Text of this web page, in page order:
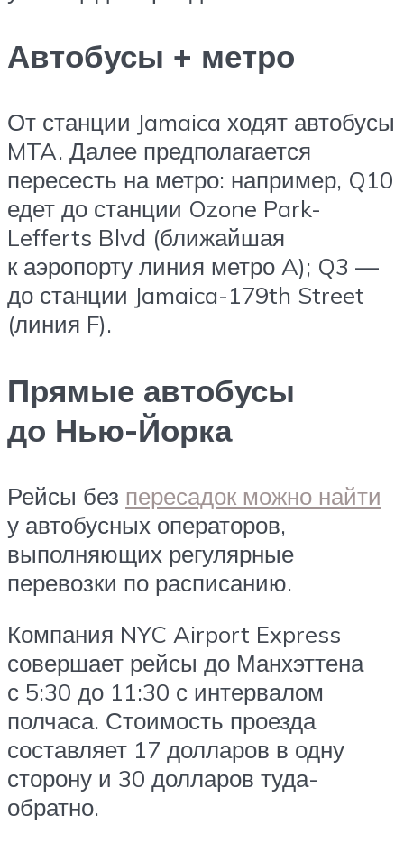
Автобусы + метро
От станции Jamaica ходят автобусы
MTA. Далее предполагается
пересесть на метро: например, Q10
едет до станции Ozone Park-
Lefferts Blvd (ближайшая
к аэропорту линия метро A); Q3 —
до станции Jamaica-179th Street
(линия F).
Прямые автобусы
до Нью-Йорка
Рейсы без пересадок можно найти
у автобусных операторов,
выполняющих регулярные
перевозки по расписанию.
Компания NYC Airport Express
совершает рейсы до Манхэттена
с 5:30 до 11:30 с интервалом
полчаса. Стоимость проезда
составляет 17 долларов в одну
сторону и 30 долларов туда-
обратно.